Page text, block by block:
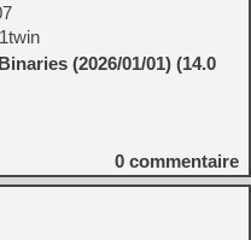
(2026/01/01) (14.0
0 commentaire